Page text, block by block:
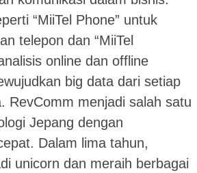
“MiiTel Phone” untuk
telepon dan “MiiTel
online dan offline
big data dari setiap
RevComm menjadi salah satu
Jepang dengan
Dalam lima tahun,
unicorn dan meraih berbagai